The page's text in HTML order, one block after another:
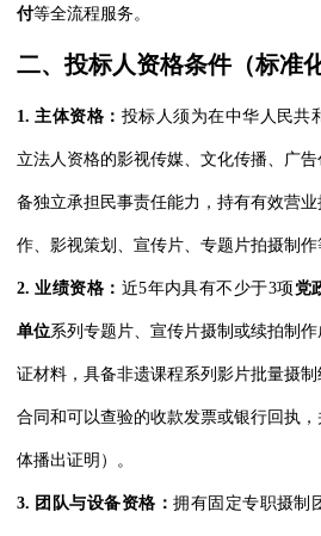
付等全流程服务。
二、投标人资格条件（标准
1.主体资格： 投标人须为在中华人民共
立法人资格的影视传媒、文化传播、广
备独立承担民事责任能力，持有有效营
作、影视策划、宣传片、专题片拍摄制作
2.业绩资格： 近5年内具有不少于3项 党
单位系列专题片、宣传片摄制或续拍制
证材料，具备非遗课程系列影片批量摄
合同和可以查验的收款发票或银行回执
体播出证明）。
3. 团队与设备资格：拥有固定专职摄制